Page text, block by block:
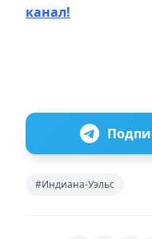
канал!
#Индиана-Уэльс